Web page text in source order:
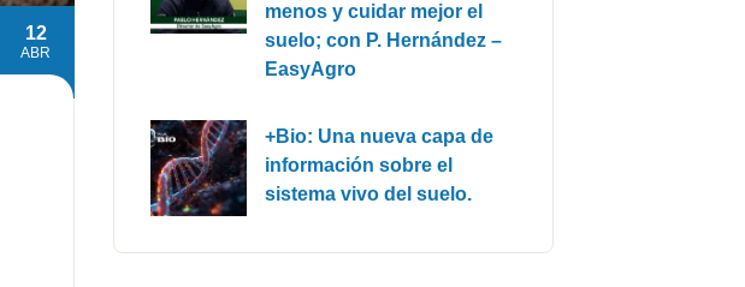
12
ABR
menos y cuidar mejor el
suelo; con P. Hernández –
EasyAgro
+Bio: Una nueva capa de
información sobre el
sistema vivo del suelo.